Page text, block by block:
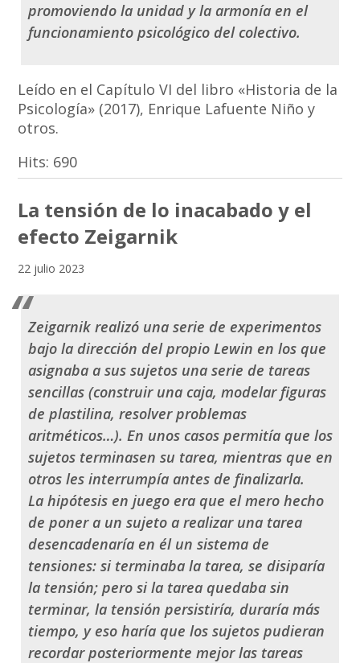
promoviendo la unidad y la armonía en el
funcionamiento psicológico del colectivo.
Leído en el Capítulo VI del libro «Historia de la
Psicología» (2017), Enrique Lafuente Niño y
otros.
Hits: 690
La tensión de lo inacabado y el
efecto Zeigarnik
22 julio 2023
Zeigarnik realizó una serie de experimentos
bajo la dirección del propio Lewin en los que
asignaba a sus sujetos una serie de tareas
sencillas (construir una caja, modelar figuras
de plastilina, resolver problemas
aritméticos…). En unos casos permitía que los
sujetos terminasen su tarea, mientras que en
otros les interrumpía antes de finalizarla.
La hipótesis en juego era que el mero hecho
de poner a un sujeto a realizar una tarea
desencadenaría en él un sistema de
tensiones: si terminaba la tarea, se disiparía
la tensión; pero si la tarea quedaba sin
terminar, la tensión persistiría, duraría más
tiempo, y eso haría que los sujetos pudieran
recordar posteriormente mejor las tareas